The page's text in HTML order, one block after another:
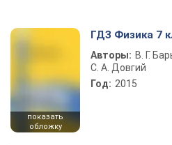
показать
обложку
ГДЗ Физика 7
Авторы: В. Г.
С. А. Довгий
Год: 2015